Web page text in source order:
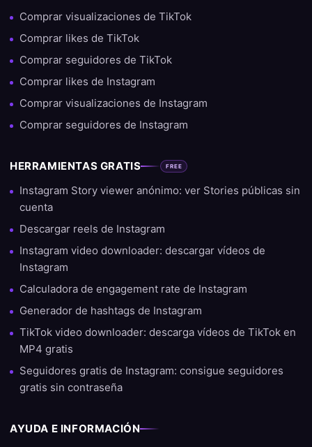
Comprar visualizaciones de TikTok
Comprar likes de TikTok
Comprar seguidores de TikTok
Comprar likes de Instagram
Comprar visualizaciones de Instagram
Comprar seguidores de Instagram
HERRAMIENTAS GRATIS FREE
Instagram Story viewer anónimo: ver Stories públicas sin
cuenta
Descargar reels de Instagram
Instagram video downloader: descargar vídeos de
Instagram
Calculadora de engagement rate de Instagram
Generador de hashtags de Instagram
TikTok video downloader: descarga vídeos de TikTok en
MP4 gratis
Seguidores gratis de Instagram: consigue seguidores
gratis sin contraseña
AYUDA E INFORMACIÓN